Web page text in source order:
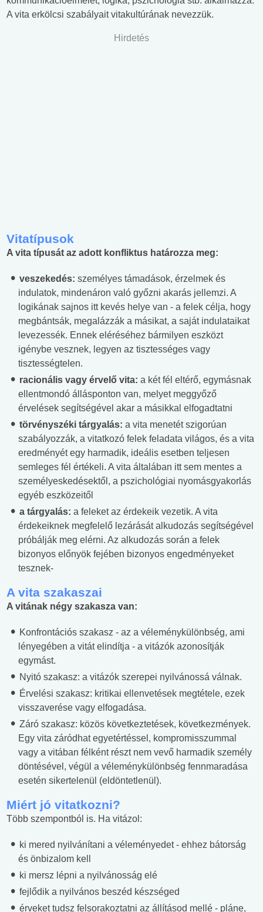
A vita erkölcsi szabályait vitakultúrának nevezzük.
Hirdetés
Vitatípusok
A vita típusát az adott konfliktus határozza meg:
veszekedés: személyes támadások, érzelmek és
indulatok, mindenáron való győzni akarás jellemzi. A
logikának sajnos itt kevés helye van - a felek célja, hogy
megbántsák, megalázzák a másikat, a saját indulataikat
levezessék. Ennek eléréséhez bármilyen eszközt
igénybe vesznek, legyen az tisztességes vagy
tisztességtelen.
racionális vagy érvelő vita: a két fél eltérő, egymásnak
ellentmondó állásponton van, melyet meggyőző
érvelések segítségével akar a másikkal elfogadtatni
törvényszéki tárgyalás: a vita menetét szigorúan
szabályozzák, a vitatkozó felek feladata világos, és a vita
eredményét egy harmadik, ideális esetben teljesen
semleges fél értékeli. A vita általában itt sem mentes a
személyeskedésektől, a pszichológiai nyomásgyakorlás
egyéb eszközeitől
a tárgyalás: a feleket az érdekeik vezetik. A vita
érdekeiknek megfelelő lezárását alkudozás segítségével
próbálják meg elérni. Az alkudozás során a felek
bizonyos előnyök fejében bizonyos engedményeket
tesznek-
A vita szakaszai
A vitának négy szakasza van:
Konfrontációs szakasz - az a véleménykülönbség, ami
lényegében a vitát elindítja - a vitázók azonosítják
egymást.
Nyitó szakasz: a vitázók szerepei nyilvánossá válnak.
Érvelési szakasz: kritikai ellenvetések megtétele, ezek
visszaverése vagy elfogadása.
Záró szakasz: közös következtetések, következmények.
Egy vita záródhat egyetértéssel, kompromisszummal
vagy a vitában félként részt nem vevő harmadik személy
döntésével, végül a véleménykülönbség fennmaradása
esetén sikertelenül (eldöntetlenül).
Miért jó vitatkozni?
Több szempontból is. Ha vitázol:
ki mered nyilvánítani a véleményedet - ehhez bátorság
és önbizalom kell
ki mersz lépni a nyilvánosság elé
fejlődik a nyilvános beszéd készséged
érveket tudsz felsorakoztatni az állításod mellé - pláne,